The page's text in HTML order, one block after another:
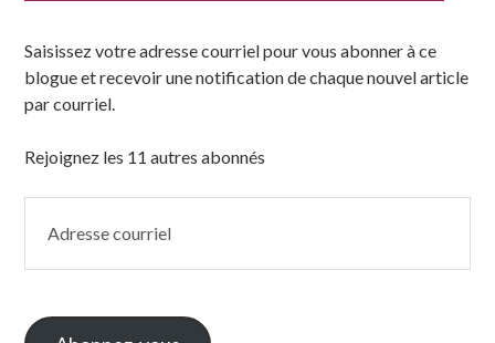
Saisissez votre adresse courriel pour vous abonner à ce
blogue et recevoir une notification de chaque nouvel article
par courriel.
Rejoignez les 11 autres abonnés
courriel